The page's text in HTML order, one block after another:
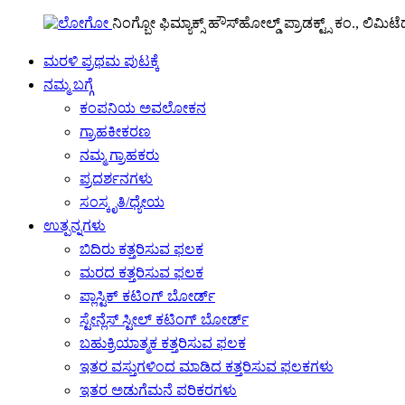
ನಿಂಗ್ಬೋ ಫಿಮ್ಯಾಕ್ಸ್ ಹೌಸ್‌ಹೋಲ್ಡ್ ಪ್ರಾಡಕ್ಟ್ಸ್ ಕಂ.,
ಮರಳಿ ಪ್ರಥಮ ಪುಟಕ್ಕೆ
ನಮ್ಮ ಬಗ್ಗೆ
ಕಂಪನಿಯ ಅವಲೋಕನ
ಗ್ರಾಹಕೀಕರಣ
ನಮ್ಮ ಗ್ರಾಹಕರು
ಪ್ರದರ್ಶನಗಳು
ಸಂಸ್ಕೃತಿ/ಧ್ಯೇಯ
ಉತ್ಪನ್ನಗಳು
ಬಿದಿರು ಕತ್ತರಿಸುವ ಫಲಕ
ಮರದ ಕತ್ತರಿಸುವ ಫಲಕ
ಪ್ಲಾಸ್ಟಿಕ್ ಕಟಿಂಗ್ ಬೋರ್ಡ್
ಸ್ಟೇನ್ಲೆಸ್ ಸ್ಟೀಲ್ ಕಟಿಂಗ್ ಬೋರ್ಡ್
ಬಹುಕ್ರಿಯಾತ್ಮಕ ಕತ್ತರಿಸುವ ಫಲಕ
ಇತರ ವಸ್ತುಗಳಿಂದ ಮಾಡಿದ ಕತ್ತರಿಸುವ ಫಲಕಗಳು
ಇತರ ಅಡುಗೆಮನೆ ಪರಿಕರಗಳು